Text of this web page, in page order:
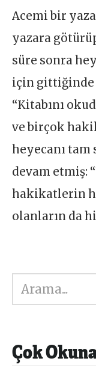
Acemi bir
yazara
süre sonra
için gittiğinde
“Kitabını
ve birçok
heyecanı tam
devam etmiş:
hakikatlerin
olanların da
Ara
Çok